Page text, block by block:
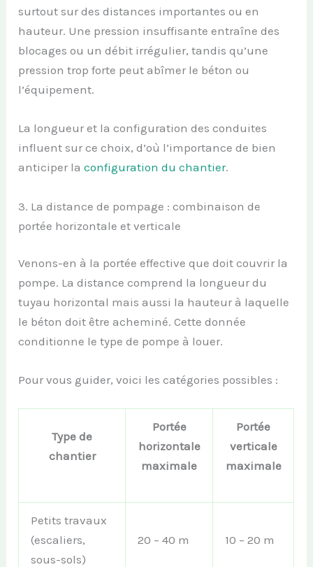
surtout sur des distances importantes ou en
hauteur. Une pression insuffisante entraîne des
blocages ou un débit irrégulier, tandis qu’une
pression trop forte peut abîmer le béton ou
l’équipement.
La longueur et la configuration des conduites
influent sur ce choix, d’où l’importance de bien
anticiper laconfiguration du chantier.
3. La distance de pompage : combinaison de
portée horizontale et verticale
Venons-en à la portée effective que doit couvrir la
pompe. La distance comprend la longueur du
tuyau horizontal mais aussi la hauteur à laquelle
le béton doit être acheminé. Cette donnée
conditionne le type de pompe à louer.
Pour vous guider, voici les catégories possibles :
Type de
chantier
Portée
horizontale
maximale
Portée
verticale
maximale
Petits travaux
(escaliers,
sous-sols)
20 – 40 m 10 – 20 m